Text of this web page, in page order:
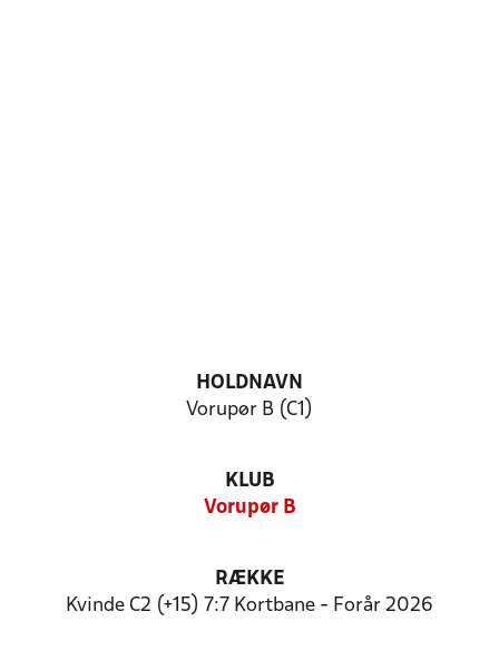
HOLDNAVN
Vorupør B (C1)
KLUB
Vorupør B
RÆKKE
Kvinde C2 (+15) 7:7 Kortbane - Forår 2026